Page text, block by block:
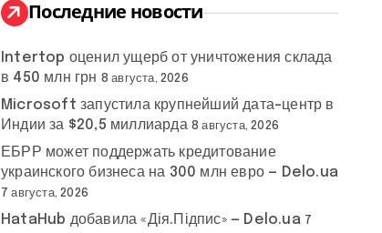
:
Последние новости
Intertop оценил ущерб от уничтожения склада
в 450 млн грн 8 августа, 2026
Microsoft запустила крупнейший дата-центр в
Индии за $20,5 миллиарда 8 августа, 2026
ЕБРР может поддержать кредитование
украинского бизнеса на 300 млн евро — Delo.ua
7 августа, 2026
HataHub добавила «Дія.Підпис» — Delo.ua 7